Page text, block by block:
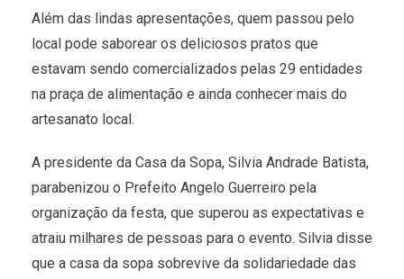
Além das lindas apresentações, quem passou pelo
local pode saborear os deliciosos pratos que
estavam sendo comercializados pelas 29 entidades
na praça de alimentação e ainda conhecer mais do
artesanato local.
A presidente da Casa da Sopa, Silvia Andrade Batista,
parabenizou o Prefeito Angelo Guerreiro pela
organização da festa, que superou as expectativas e
atraiu milhares de pessoas para o evento. Silvia disse
que a casa da sopa sobrevive da solidariedade das